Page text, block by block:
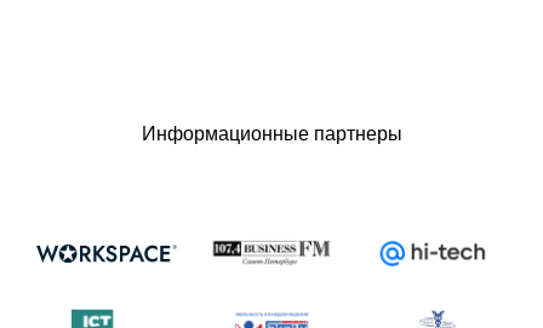
Информационные партнеры